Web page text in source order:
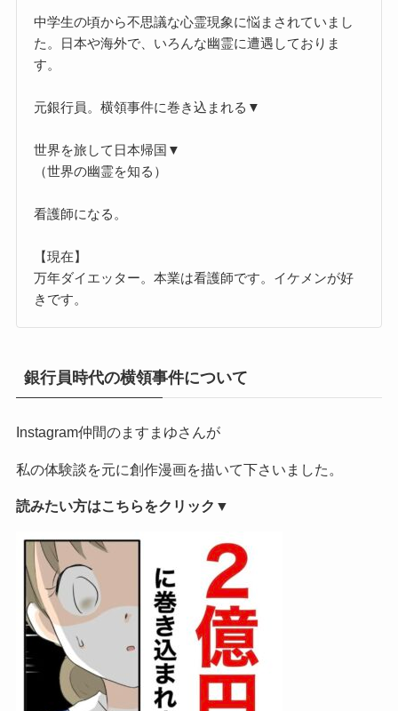
中学生の頃から不思議な心霊現象に悩まされていまし
た。日本や海外で、いろんな幽霊に遭遇しておりま
す。
元銀行員。横領事件に巻き込まれる▼
世界を旅して日本帰国▼
（世界の幽霊を知る）
看護師になる。
【現在】
万年ダイエッター。本業は看護師です。イケメンが好
きです。
銀行員時代の横領事件について
Instagram仲間のますまゆさんが
私の体験談を元に創作漫画を描いて下さいました。
読みたい方はこちらをクリック▼